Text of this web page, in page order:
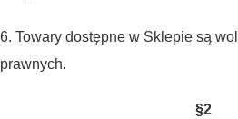
6. Towary dostępne w Sklepie są
prawnych.
§2